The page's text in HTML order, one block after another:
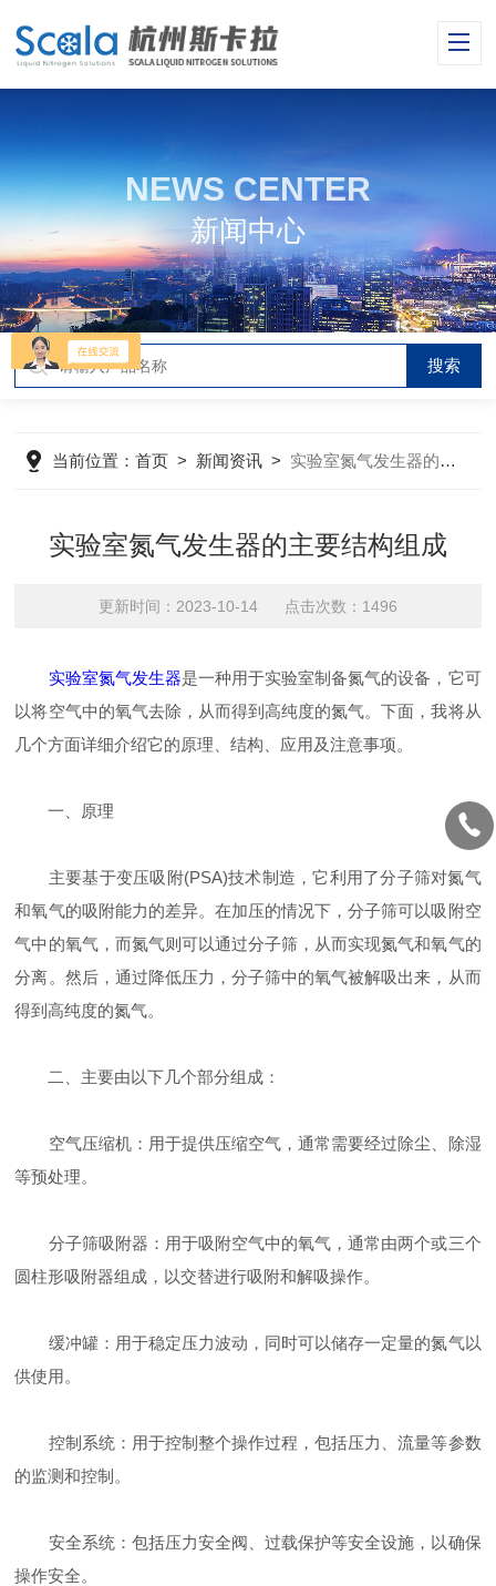
NEWS CENTER
新闻中心
当前位置：首页 > 新闻资讯 > 实验室氮气发生器的主要结构组成
实验室氮气发生器的主要结构组成
更新时间：2023-10-14 点击次数：1496
实验室氮气发生器是一种用于实验室制备氮气的设备，它可
以将空气中的氧气去除，从而得到高纯度的氮气。下面，我将从
几个方面详细介绍它的原理、结构、应用及注意事项。
一、原理
主要基于变压吸附(PSA)技术制造，它利用了分子筛对氮气
和氧气的吸附能力的差异。在加压的情况下，分子筛可以吸附空
气中的氧气，而氮气则可以通过分子筛，从而实现氮气和氧气的
分离。然后，通过降低压力，分子筛中的氧气被解吸出来，从而
得到高纯度的氮气。
二、主要由以下几个部分组成：
空气压缩机：用于提供压缩空气，通常需要经过除尘、除湿
等预处理。
分子筛吸附器：用于吸附空气中的氧气，通常由两个或三个
圆柱形吸附器组成，以交替进行吸附和解吸操作。
缓冲罐：用于稳定压力波动，同时可以储存一定量的氮气以
供使用。
控制系统：用于控制整个操作过程，包括压力、流量等参数
的监测和控制。
安全系统：包括压力安全阀、过载保护等安全设施，以确保
操作安全。